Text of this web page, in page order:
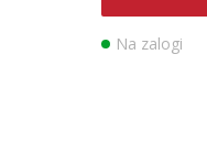
Na zalogi